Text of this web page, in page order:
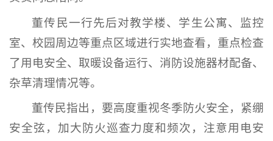
董传民一行先后对教学楼、学生公寓、监控
室、校园周边等重点区域进行实地查看，重点检查
了用电安全、取暖设备运行、消防设施器材配备、
杂草清理情况等。
董传民指出，要高度重视冬季防火安全，紧绷
安全弦，加大防火巡查力度和频次，注意用电安